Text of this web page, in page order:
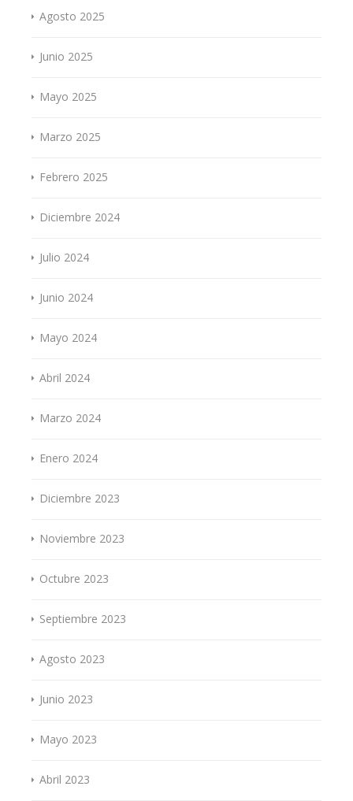
Agosto 2025
Junio 2025
Mayo 2025
Marzo 2025
Febrero 2025
Diciembre 2024
Julio 2024
Junio 2024
Mayo 2024
Abril 2024
Marzo 2024
Enero 2024
Diciembre 2023
Noviembre 2023
Octubre 2023
Septiembre 2023
Agosto 2023
Junio 2023
Mayo 2023
Abril 2023